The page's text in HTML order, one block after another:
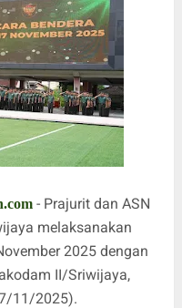
- Prajurit dan ASN
melaksanakan
2025 dengan
II/Sriwijaya,
11/2025).